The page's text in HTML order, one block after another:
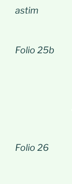
astim
Folio 25b
Folio 26